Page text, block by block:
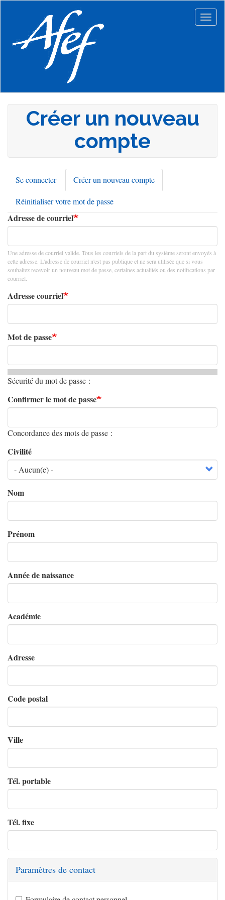
principal
Créer un nouveau
compte
Onglets
principaux
Se connecter Créer un nouveau compte
actif)
Réinitialiser votre mot de passe
Adresse de courriel
Une adresse de courriel valide. Tous les courriels de la part du système seront envoyés à
cette adresse. L'adresse de courriel n'est pas publique et ne sera utilisée que si vous
souhaitez recevoir un nouveau mot de passe, certaines actualités ou des notifications par
courriel.
Adresse courriel
Mot de passe
Sécurité du mot de passe :
Confirmer le mot de passe
Concordance des mots de passe :
Civilité
Nom
Prénom
Année de naissance
Académie
Adresse
Code postal
Ville
Tél. portable
Tél. fixe
Paramètres de contact